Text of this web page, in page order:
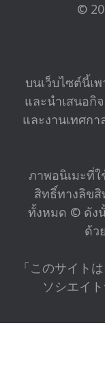
©
บนเว็บไซต์นี้เ
และนำเสนอกิ
และงานเทศก
ภาพอนิเมะที่ใ
สิทธิ์ทางลิข
ทั้งหมด © ดัง
ด้ว
「このサイト
ソシエイ